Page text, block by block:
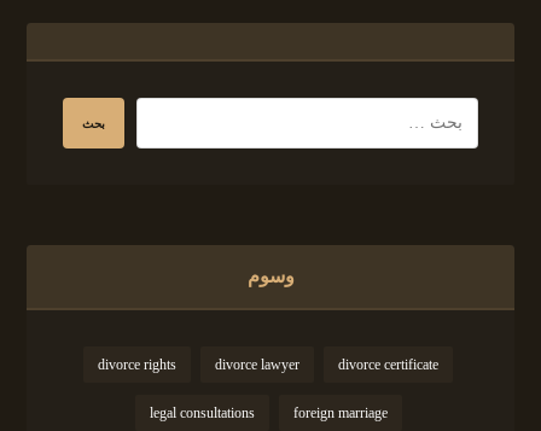
وسوم
divorce certificate
divorce lawyer
divorce rights
foreign marriage
legal consultations